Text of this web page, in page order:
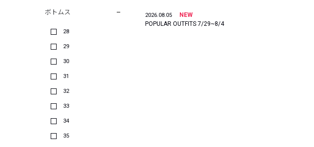
ボトムス
28
29
30
31
32
33
34
35
2026.08.05
NEW
POPULAR OUTFITS 7/29~8/4